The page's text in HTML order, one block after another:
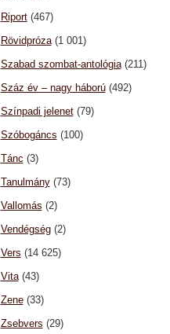
Riport(467)
Rövidpróza(1 001)
Szabad szombat-antológia(211)
Száz év – nagy háború(492)
Színpadi jelenet(79)
Szóbogáncs (100)
Tánc (3)
Tanulmány(73)
Vallomás (2)
Vendégség(2)
Vers (14 625)
Vita(43)
Zene(33)
Zsebvers (29)